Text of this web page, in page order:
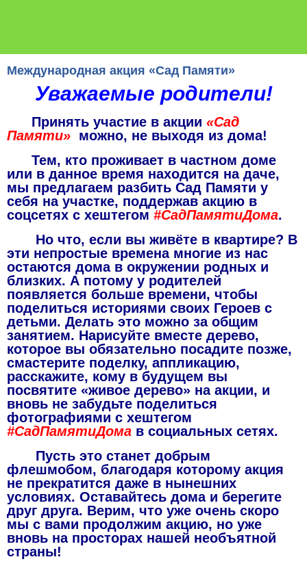
Международная акция «Сад Памяти»
Уважаемые родители!
Принять участие в акции «Сад
Памяти» можно, не выходя из дома!
Тем, кто проживает в частном доме
или в данное время находится на даче,
мы предлагаем разбить Сад Памяти у
себя на участке, поддержав акцию в
соцсетях с хештегом #СадПамятиДома.
Но что, если вы живёте в квартире? В
эти непростые времена многие из нас
остаются дома в окружении родных и
близких. А потому у родителей
появляется больше времени, чтобы
поделиться историями своих Героев с
детьми. Делать это можно за общим
занятием. Нарисуйте вместе дерево,
которое вы обязательно посадите позже,
смастерите поделку, аппликацию,
расскажите, кому в будущем вы
посвятите «живое дерево» на акции, и
вновь не забудьте поделиться
фотографиями с хештегом
#СадПамятиДома в социальных сетях.
Пусть это станет добрым
флешмобом, благодаря которому акция
не прекратится даже в нынешних
условиях. Оставайтесь дома и берегите
друг друга. Верим, что уже очень скоро
мы с вами продолжим акцию, но уже
вновь на просторах нашей необъятной
страны!